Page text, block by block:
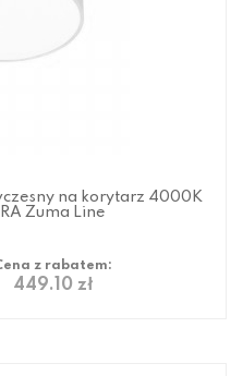
na korytarz 4000K
Zuma Line
z rabatem:
449.10 zł